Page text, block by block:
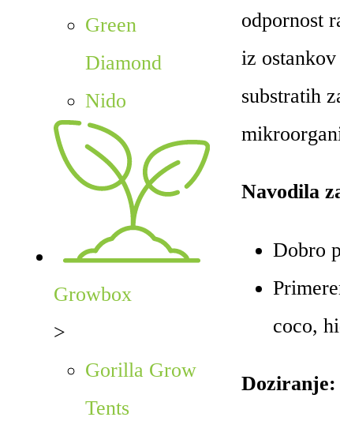
Green
Diamond
Nido
Growbox
>
Gorilla Grow
Tents
odpornost
iz
substratih
Navodila
Dobro
coco,
Doziranje: